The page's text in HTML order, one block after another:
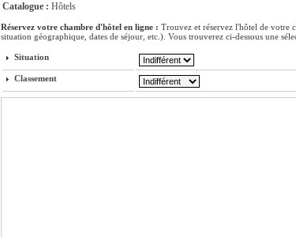
Catalogue : Hôtels
Réservez votre chambre d'hôtel en ligne : Trouvez et réservez l'hôtel de votre
situation géographique, dates de séjour, etc.). Vous trouverez ci-dessous une
Situation
Classement